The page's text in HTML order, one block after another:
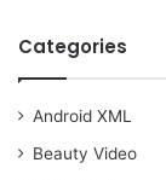
Categories
Android XML
Beauty Video